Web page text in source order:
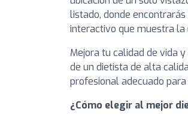
listado, donde
interactivo que muestra la
Mejora tu calidad de vida
de un dietista de alta
profesional adecuado para
¿Cómo elegir al mejor